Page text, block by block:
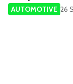
AUTOMOTIVE 26